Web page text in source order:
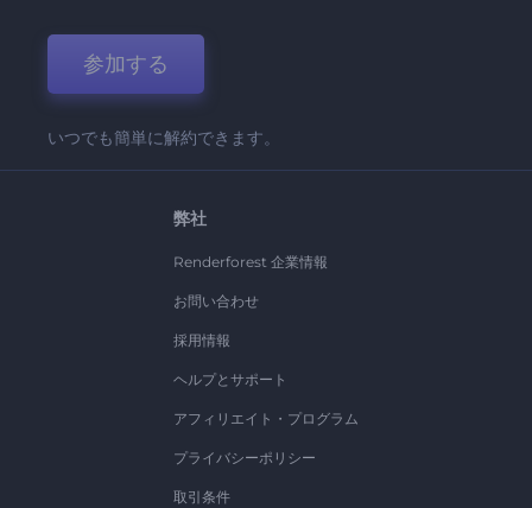
参加する
いつでも簡単に解約できます。
弊社
Renderforest 企業情報
お問い合わせ
採用情報
ヘルプとサポート
アフィリエイト・プログラム
プライバシーポリシー
取引条件